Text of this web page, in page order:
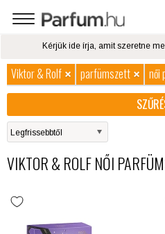
Viktor & Rolf parfümszett
női
VIKTOR & ROLF NŐI